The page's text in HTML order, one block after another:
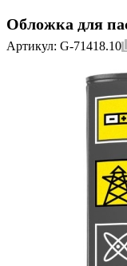
Обложка для
Артикул: G-71418.10